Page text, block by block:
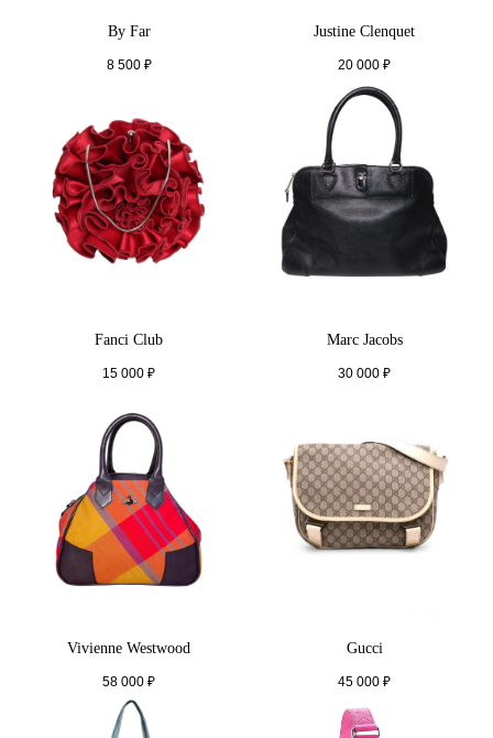
By Far
8 500 ₽
Justine Clenquet
20 000 ₽
Fanci Club
15 000 ₽
Marc Jacobs
30 000 ₽
Vivienne Westwood
58 000 ₽
Gucci
45 000 ₽